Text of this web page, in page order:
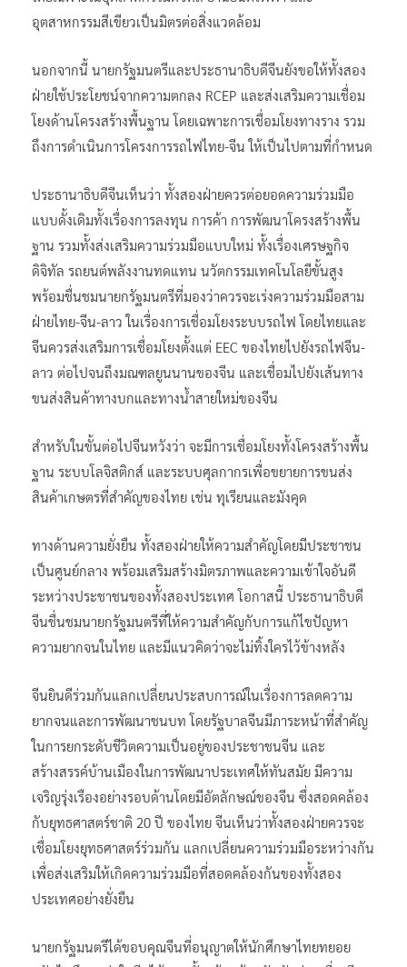
อุตสาหกรรมสีเขียวเป็นมิตรต่อสิ่งแวดล้อม
นอกจากนี้ นายกรัฐมนตรีและประธานาธิบดีจีนยังขอให้ทั้งสอง
ฝ่ายใช้ประโยชน์จากความตกลง RCEP และส่งเสริมความเชื่อม
โยงด้านโครงสร้างพื้นฐาน โดยเฉพาะการเชื่อมโยงทางราง รวม
ถึงการดำเนินการโครงการรถไฟไทย-จีน ให้เป็นไปตามที่กำหนด
ประธานาธิบดีจีนเห็นว่า ทั้งสองฝ่ายควรต่อยอดความร่วมมือ
แบบดั้งเดิมทั้งเรื่องการลงทุน การค้า การพัฒนาโครงสร้างพื้น
ฐาน รวมทั้งส่งเสริมความร่วมมือแบบใหม่ ทั้งเรื่องเศรษฐกิจ
ดิจิทัล รถยนต์พลังงานทดแทน นวัตกรรมเทคโนโลยีขั้นสูง
พร้อมชื่นชมนายกรัฐมนตรีที่มองว่าควรจะเร่งความร่วมมือสาม
ฝ่ายไทย-จีน-ลาว ในเรื่องการเชื่อมโยงระบบรถไฟ โดยไทยและ
จีนควรส่งเสริมการเชื่อมโยงตั้งแต่ EEC ของไทยไปยังรถไฟจีน-
ลาว ต่อไปจนถึงมณฑลยูนนานของจีน และเชื่อมไปยังเส้นทาง
ขนส่งสินค้าทางบกและทางน้ำสายใหม่ของจีน
สำหรับในขั้นต่อไปจีนหวังว่า จะมีการเชื่อมโยงทั้งโครงสร้างพื้น
ฐาน ระบบโลจิสติกส์ และระบบศุลกากรเพื่อขยายการขนส่ง
สินค้าเกษตรที่สำคัญของไทย เช่น ทุเรียนและมังคุด
ทางด้านความยั่งยืน ทั้งสองฝ่ายให้ความสำคัญโดยมีประชาชน
เป็นศูนย์กลาง พร้อมเสริมสร้างมิตรภาพและความเข้าใจอันดี
ระหว่างประชาชนของทั้งสองประเทศ โอกาสนี้ ประธานาธิบดี
จีนชื่นชมนายกรัฐมนตรีที่ให้ความสำคัญกับการแก้ไขปัญหา
ความยากจนในไทย และมีแนวคิดว่าจะไม่ทิ้งใครไว้ข้างหลัง
จีนยินดีร่วมกันแลกเปลี่ยนประสบการณ์ในเรื่องการลดความ
ยากจนและการพัฒนาชนบท โดยรัฐบาลจีนมีภาระหน้าที่สำคัญ
ในการยกระดับชีวิตความเป็นอยู่ของประชาชนจีน และ
สร้างสรรค์บ้านเมืองในการพัฒนาประเทศให้ทันสมัย มีความ
เจริญรุ่งเรืองอย่างรอบด้านโดยมีอัตลักษณ์ของจีน ซึ่งสอดคล้อง
กับยุทธศาสตร์ชาติ 20 ปี ของไทย จีนเห็นว่าทั้งสองฝ่ายควรจะ
เชื่อมโยงยุทธศาสตร์ร่วมกัน แลกเปลี่ยนความร่วมมือระหว่างกัน
เพื่อส่งเสริมให้เกิดความร่วมมือที่สอดคล้องกันของทั้งสอง
ประเทศอย่างยั่งยืน
นายกรัฐมนตรีได้ขอบคุณจีนที่อนุญาตให้นักศึกษาไทยทยอย